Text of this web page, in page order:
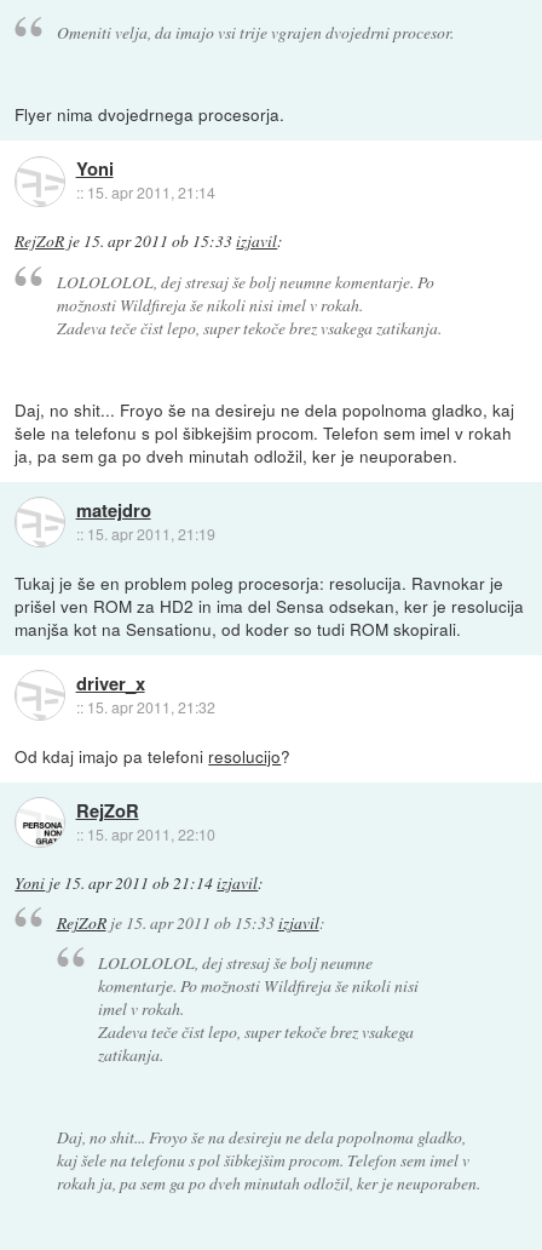
Omeniti velja, da imajo vsi trije vgrajen dvojedrni procesor.
Flyer nima dvojedrnega procesorja.
Yoni
:: 15. apr 2011, 21:14
RejZoR je 15. apr 2011 ob 15:33izjavil:
LOLOLOLOL, dej stresaj še bolj neumne komentarje. Po
možnosti Wildfireja še nikoli nisi imel v rokah.
Zadeva teče čist lepo, super tekoče brez vsakega zatikanja.
Daj, no shit... Froyo še na desireju ne dela popolnoma gladko, kaj
šele na telefonu s pol šibkejšim procom. Telefon sem imel v rokah
ja, pa sem ga po dveh minutah odložil, ker je neuporaben.
matejdro
:: 15. apr 2011, 21:19
Tukaj je še en problem poleg procesorja: resolucija. Ravnokar je
prišel ven ROM za HD2 in ima del Sensa odsekan, ker je resolucija
manjša kot na Sensationu, od koder so tudi ROM skopirali.
driver_x
:: 15. apr 2011, 21:32
Od kdaj imajo pa telefoni resolucijo?
RejZoR
:: 15. apr 2011, 22:10
Yoni je 15. apr 2011 ob 21:14izjavil:
RejZoRje 15. apr 2011 ob 15:33izjavil:
LOLOLOLOL, dej stresaj še bolj neumne
komentarje. Po možnosti Wildfireja še nikoli nisi
imel v rokah.
Zadeva teče čist lepo, super tekoče brez vsakega
zatikanja.
Daj, no shit... Froyo še na desireju ne dela popolnoma gladko,
kaj šele na telefonu s pol šibkejšim procom. Telefon sem imel v
rokah ja, pa sem ga po dveh minutah odložil, ker je neuporaben.